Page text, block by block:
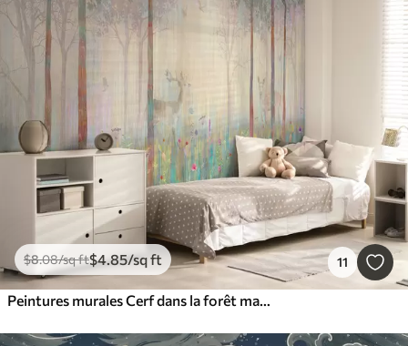
$8.08/sq ft$4.85/sq ft 11
Peintures murales Cerf dans la forêt magique